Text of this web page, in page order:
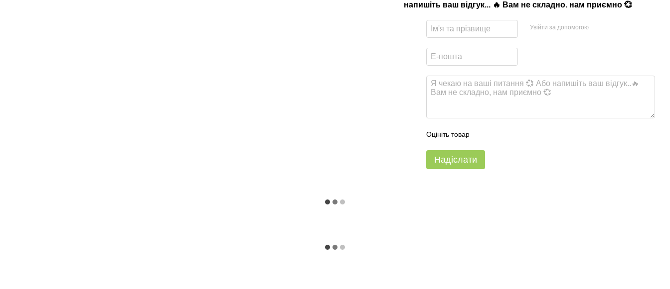
напишіть ваш відгук... 🔥 Вам не складно. нам приємно 💞
Увійти за допомогою
Оцініть товар
Надіслати